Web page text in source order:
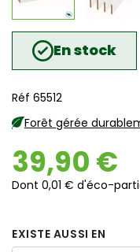
En stock
Réf 65512
Forêt gérée
39,90 €
Dont 0,01 € d'éco-
EXISTE AUSSI EN